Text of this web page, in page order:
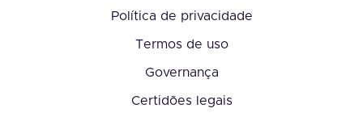
Política de privacidade
Termos de uso
Governança
Certidões legais